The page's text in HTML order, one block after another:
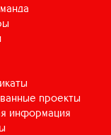
проекты
информация